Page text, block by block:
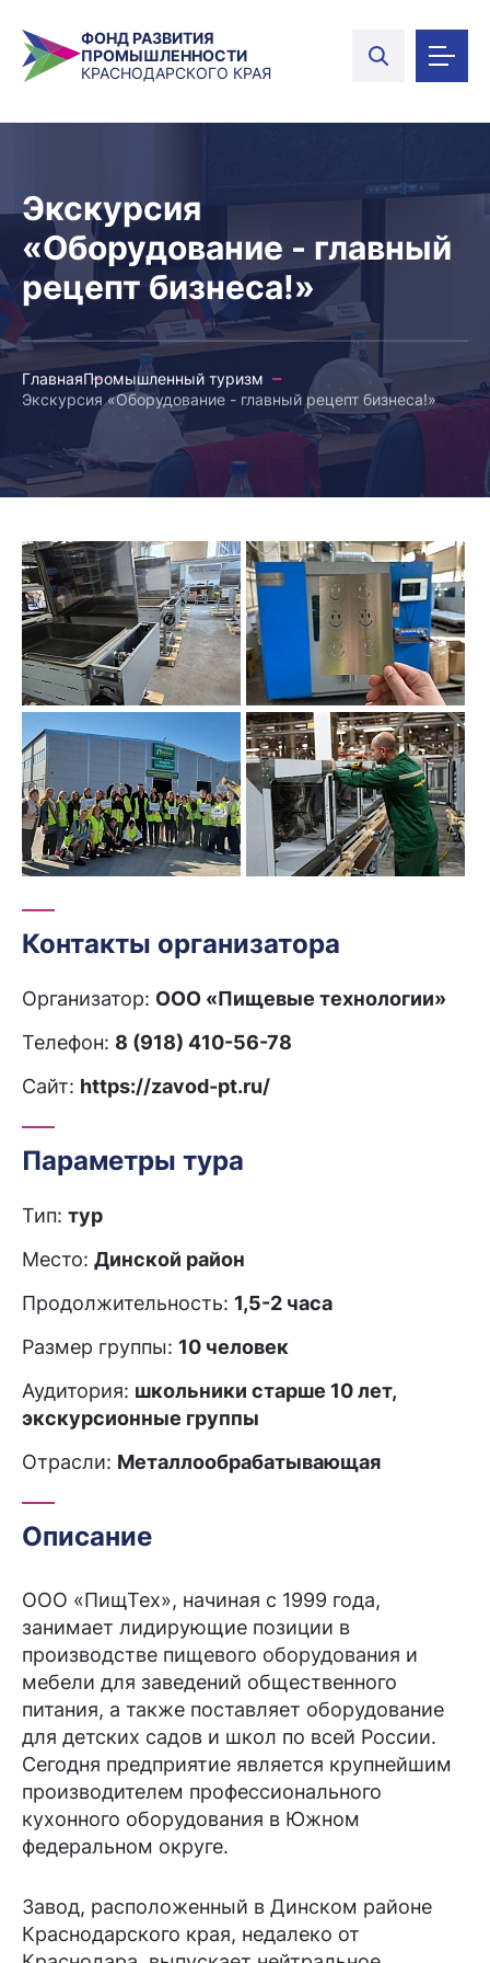
ФОНД РАЗВИТИЯ
ПРОМЫШЛЕННОСТИ
КРАСНОДАРСКОГО КРАЯ
Экскурсия
«Оборудование - главный
рецепт бизнеса!»
ГлавнаяПромышленный туризм
Экскурсия «Оборудование - главный рецепт бизнеса!»
Контакты организатора
Организатор: ООО «Пищевые технологии»
Телефон: 8 (918) 410-56-78
Сайт: https://zavod-pt.ru/
Параметры тура
Тип: тур
Место: Динской район
Продолжительность: 1,5-2 часа
Размер группы: 10 человек
Аудитория: школьники старше 10 лет,
экскурсионные группы
Отрасли: Металлообрабатывающая
Описание
ООО «ПищТех», начиная с 1999 года,
занимает лидирующие позиции в
производстве пищевого оборудования и
мебели для заведений общественного
питания, а также поставляет оборудование
для детских садов и школ по всей России.
Сегодня предприятие является крупнейшим
производителем профессионального
кухонного оборудования в Южном
федеральном округе.
Завод, расположенный в Динском районе
Краснодарского края, недалеко от